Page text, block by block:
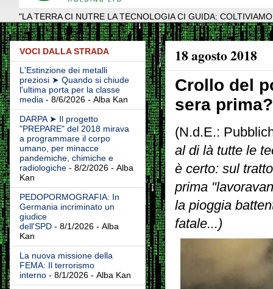
"LA TERRA CI NUTRE LA TECNOLOGIA CI GUIDA:
18 agosto 2018
Crollo del
sera prima?
(N.d.E.:
al di là tutte le
è certo: sul
prima
la pioggia
fatale...)
VOCI DALLA STRADA
L'Estinzione dei metalli
preziosi ➤ Quando si chiude
l'ultima porta per la classe
media - 8/6/2026 - Alba Kan
DARPA ➤ Il progetto
"PREPARE" del 2018 mirava
a programmare il corpo
umano, per minacce
pandemiche, chimiche e
radiologiche - 8/2/2026 - Alba
Kan
PEDOPORMOGRAFIA: In
Germania incriminato un
giudice
dell'SPD - 8/1/2026 - Alba
Kan
La nuova missione della
FEMA: Il terrorismo
interno - 8/1/2026 - Alba Kan